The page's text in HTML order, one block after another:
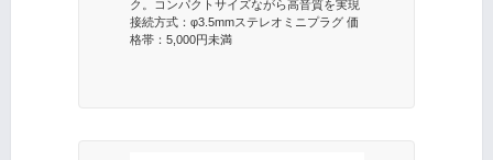
ク。コンパクトサイズながら高音質を実現
接続方式：φ3.5mmステレオミニプラグ 価
格帯：5,000円未満